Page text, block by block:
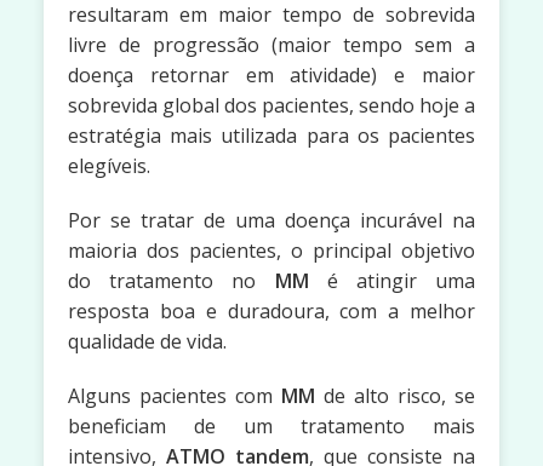
resultaram em maior tempo de sobrevida
livre de progressão (maior tempo sem a
doença retornar em atividade) e maior
sobrevida global dos pacientes, sendo hoje a
estratégia mais utilizada para os pacientes
elegíveis.
Por se tratar de uma doença incurável na
maioria dos pacientes, o principal objetivo
do tratamento no MM é atingir uma
resposta boa e duradoura, com a melhor
qualidade de vida.
Alguns pacientes com MM de alto risco, se
beneficiam de um tratamento mais
intensivo, ATMO tandem, que consiste na